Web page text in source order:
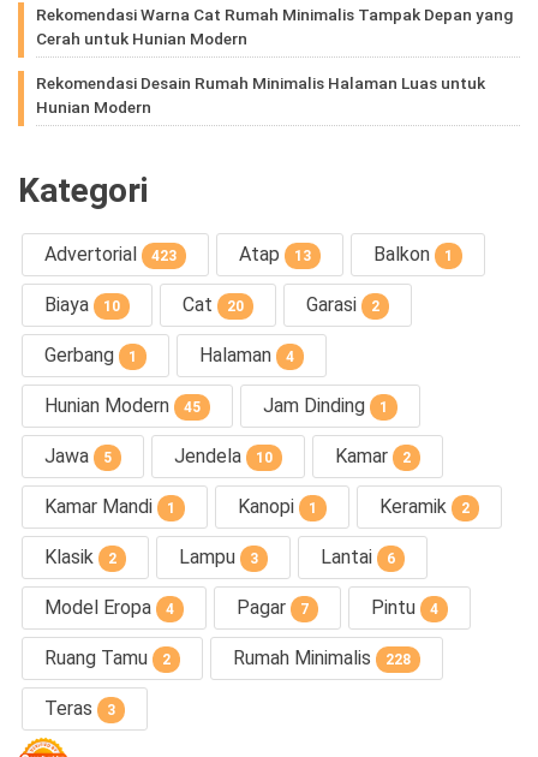
Rekomendasi Warna Cat Rumah Minimalis Tampak Depan yang
Cerah untuk Hunian Modern
Rekomendasi Desain Rumah Minimalis Halaman Luas untuk
Hunian Modern
Kategori
Advertorial 423 Atap 13 Balkon 1
Biaya 10 Cat 20 Garasi 2
Gerbang 1 Halaman 4
Hunian Modern 45 Jam Dinding 1
Jawa 5 Jendela 10 Kamar 2
Kamar Mandi 1 Kanopi 1 Keramik 2
Klasik 2 Lampu 3 Lantai 6
Model Eropa 4 Pagar 7 Pintu 4
Ruang Tamu 2 Rumah Minimalis 228
Teras 3